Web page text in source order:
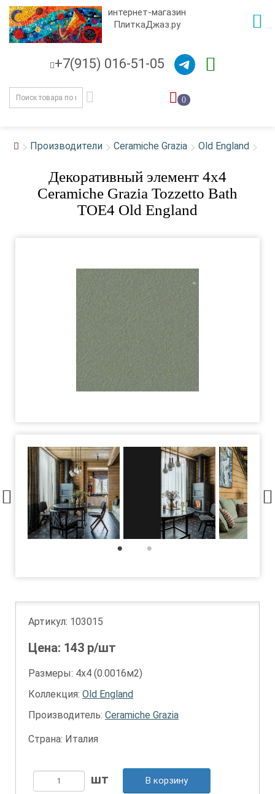
интернет-магазин
ПлиткаДжаз.ру
+7(915) 016-51-05
0
Производители Ceramiche Grazia Old England
Декоративный элемент 4x4
Ceramiche Grazia Tozzetto Bath
TOE4 Old England
Артикул: 103015
Цена: 143 р/шт
Размеры: 4х4 (0.0016м2)
Коллекция: Old England
Производитель: Ceramiche Grazia
Страна: Италия
В корзину